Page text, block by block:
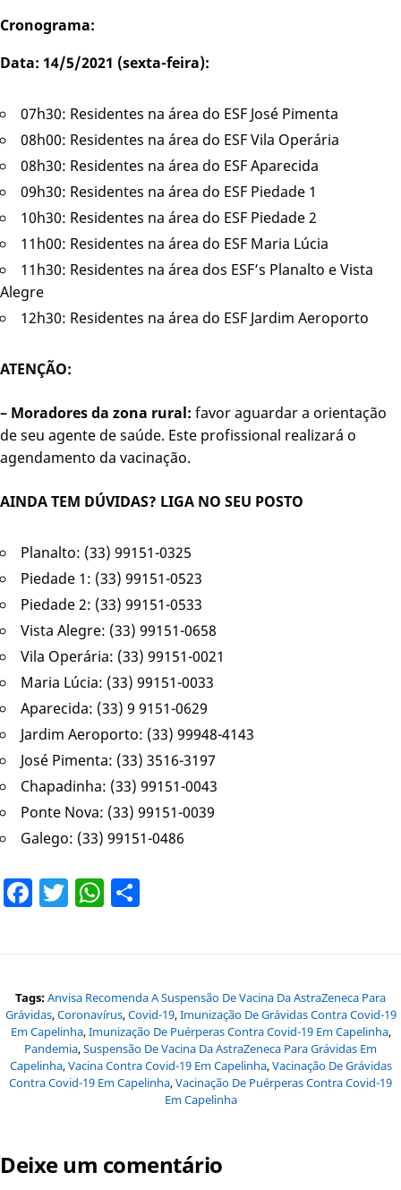
Cronograma:
Data: 14/5/2021 (sexta-feira):
07h30: Residentes na área do ESF José Pimenta
08h00: Residentes na área do ESF Vila Operária
08h30: Residentes na área do ESF Aparecida
09h30: Residentes na área do ESF Piedade 1
10h30: Residentes na área do ESF Piedade 2
11h00: Residentes na área do ESF Maria Lúcia
11h30: Residentes na área dos ESF’s Planalto e Vista
Alegre
12h30: Residentes na área do ESF Jardim Aeroporto
ATENÇÃO:
– Moradores da zona rural: favor aguardar a orientação
de seu agente de saúde. Este profissional realizará o
agendamento da vacinação.
AINDA TEM DÚVIDAS? LIGA NO SEU POSTO
Planalto: (33) 99151-0325
Piedade 1: (33) 99151-0523
Piedade 2: (33) 99151-0533
Vista Alegre: (33) 99151-0658
Vila Operária: (33) 99151-0021
Maria Lúcia: (33) 99151-0033
Aparecida: (33) 9 9151-0629
Jardim Aeroporto: (33) 99948-4143
José Pimenta: (33) 3516-3197
Chapadinha: (33) 99151-0043
Ponte Nova: (33) 99151-0039
Galego: (33) 99151-0486
Facebook
TwitterWhatsApp
Tags:Anvisa Recomenda A Suspensão De Vacina Da AstraZeneca Para
Grávidas,Coronavírus,Covid-19,Imunização De Grávidas Contra Covid-19
Em Capelinha,Imunização De Puérperas Contra Covid-19 Em Capelinha,
Pandemia,Suspensão De Vacina Da AstraZeneca Para Grávidas Em
Capelinha,Vacina Contra Covid-19 Em Capelinha,Vacinação De Grávidas
Contra Covid-19 Em Capelinha,Vacinação De Puérperas Contra Covid-19
Em Capelinha
Deixe um comentário